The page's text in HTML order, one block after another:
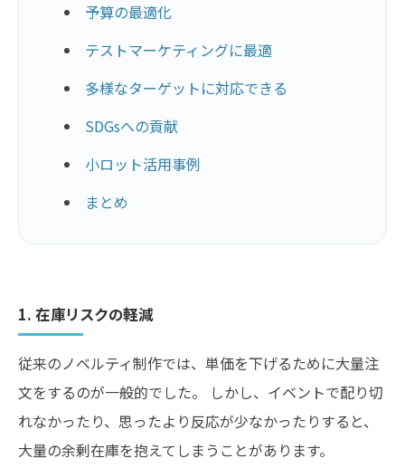
予算の最適化
テストマーケティングに最適
多様なターゲットに対応できる
SDGsへの貢献
小ロット活用事例
まとめ
1. 在庫リスクの軽減
従来のノベルティ制作では、単価を下げるために大量注
文をするのが一般的でした。 しかし、イベントで配り切
れなかったり、思ったより反応が少なかったりすると、
大量の余剰在庫を抱えてしまうことがあります。